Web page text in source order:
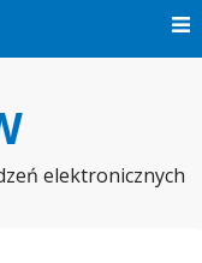
elektronicznych